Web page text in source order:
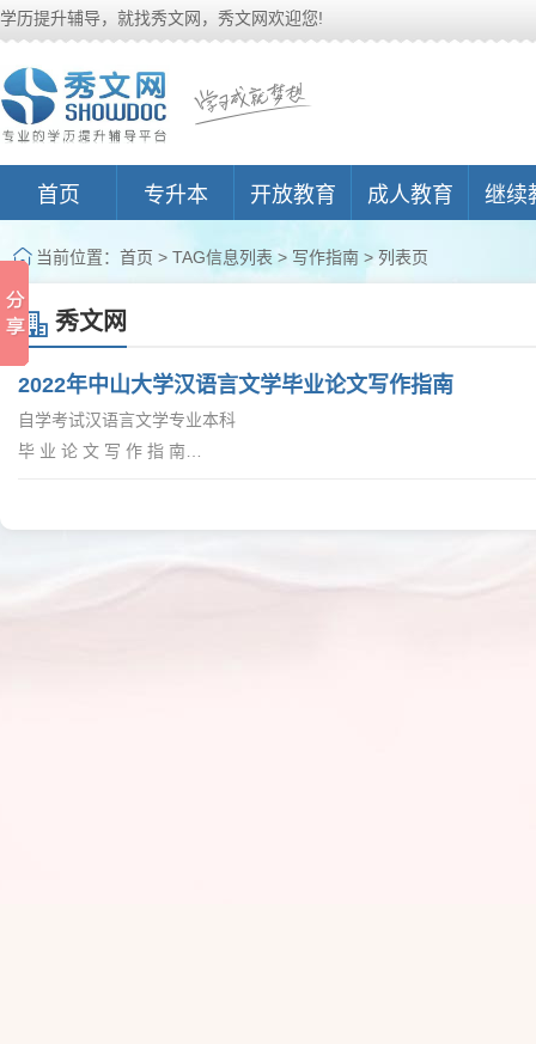
学历提升辅导，就找秀文网，秀文网欢迎您!
首页 专升本 开放教育 成人教育 继续
当前位置： 首页 > TAG信息列表 > 写作指南 > 列表页
秀文网
2022年中山大学汉语言文学毕业论文写作指南
自学考试汉语言文学专业本科
毕 业 论 文 写 作 指 南